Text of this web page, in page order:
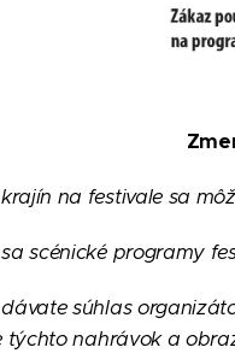
na festivale sa
scénické programy
súhlas
týchto nahrávok a